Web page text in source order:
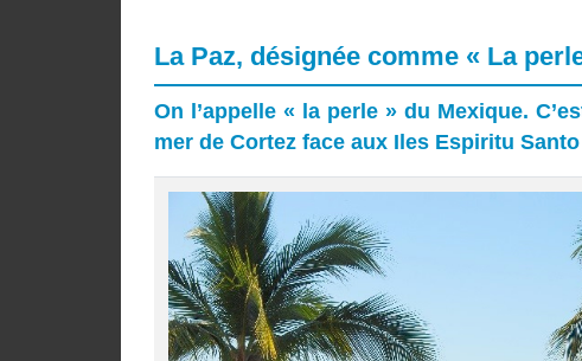
La Paz, désignée comme « La
On l’appelle « la perle » du Mexique.
mer de Cortez face aux Iles Espiritu